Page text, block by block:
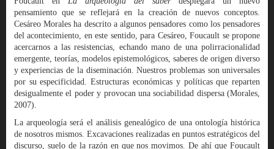
pensamiento que se reflejará en la creación de nuevos conceptos.
Cesáreo Morales ha descrito a algunos pensadores como los pensadores
del acontecimiento, en este sentido, para Cesáreo, Foucault se propone
acercarnos a las resistencias, echando mano de una polirracionalidad
emergente, teorías, modelos epistemológicos, saberes de origen diverso
y experiencias de la diseminación. Nuestros problemas son universales
por su especificidad. Estructuras económicas y políticas que reparten
desigualmente el poder y provocan una sociabilidad dispersa (Morales,
2007).
La arqueología será el análisis genealógico de una ontología histórica
de nosotros mismos. Excavaciones realizadas en puntos estratégicos del
discurso, suelo de la razón en que nos movimos. De ahí que Foucault